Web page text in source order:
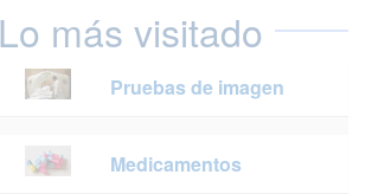
Lo más visitado
Pruebas de imagen
Medicamentos